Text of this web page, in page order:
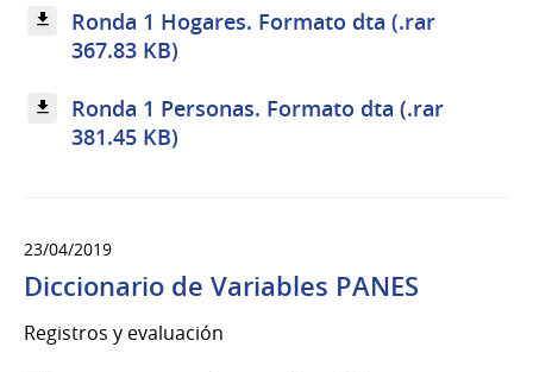
Ronda 1 Hogares. Formato dta (.rar
367.83 KB)
Ronda 1 Personas. Formato dta (.rar
381.45 KB)
23/04/2019
Diccionario de Variables PANES
Registros y evaluación